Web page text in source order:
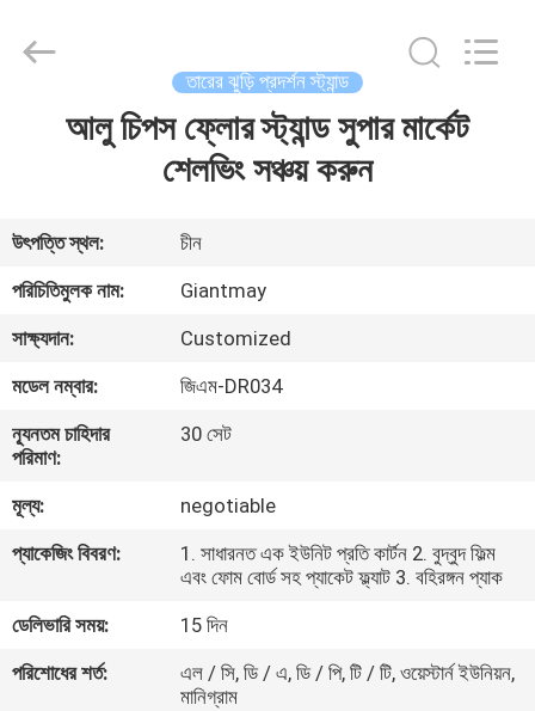
আমাদের
সম্পর্কে
কারখানা
ভ্রমণ
মান
নিয়ন্ত্রণ
যোগাযোগ
করুন
supplier.
Copyright
Rights
Reserved.
ECER
তারের ঝুড়ি প্রদর্শন স্ট্যান্ড
আলু চিপস ফ্লোর স্ট্যান্ড সুপার মার্কেট
শেলভিং সঞ্চয় করুন
উৎপত্তি স্থল:
চীন
পরিচিতিমুলক নাম:
Giantmay
সাক্ষ্যদান:
Customized
মডেল নম্বার:
জিএম-DR034
ন্যূনতম চাহিদার
পরিমাণ:
30 সেট
মূল্য:
negotiable
প্যাকেজিং বিবরণ:
1. সাধারনত এক ইউনিট প্রতি কার্টন 2. বুদ্বুদ ফিল্ম
এবং ফোম বোর্ড সহ প্যাকেট ফ্ল্যাট 3. বহিরঙ্গন প্যাক
ডেলিভারি সময়:
15 দিন
পরিশোধের শর্ত:
এল / সি, ডি / এ, ডি / পি, টি / টি, ওয়েস্টার্ন ইউনিয়ন,
মানিগ্রাম